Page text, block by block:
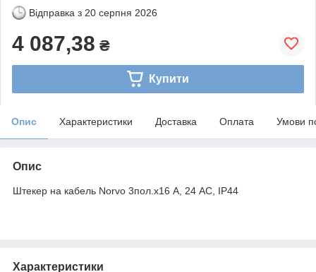
Відправка з 20 серпня 2026
4 087,38 ₴
Купити
Опис Характеристики Доставка Оплата Умови
Опис
Штекер на кабель Norvo 3пол.х16 А, 24 AC, IP44
Характеристики